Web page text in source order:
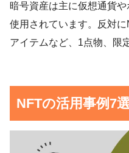
暗号資産は主に仮想通貨
使用されています。反対
アイテムなど、1点物、限
NFTの活用事例7選